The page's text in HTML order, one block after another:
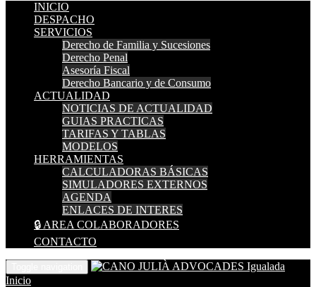
INICIO
DESPACHO
SERVICIOS
Derecho de Familia y Sucesiones
Derecho Penal
Asesoría Fiscal
Derecho Bancario y de Consumo
ACTUALIDAD
NOTICIAS DE ACTUALIDAD
GUIAS PRACTICAS
TARIFAS Y TABLAS
MODELOS
HERRAMIENTAS
CALCULADORAS BÁSICAS
SIMULADORES EXTERNOS
AGENDA
ENLACES DE INTERES
🔒 AREA COLABORADORES
CONTACTO
Inicio